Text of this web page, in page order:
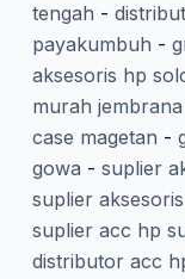
tengah -
payakumbuh -
aksesoris hp
murah jembrana
case magetan -
gowa - suplier
suplier
suplier acc hp
distributor acc